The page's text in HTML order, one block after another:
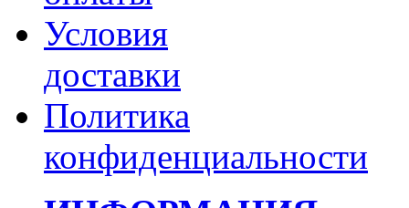
Условия
доставки
Политика
конфиденциальности